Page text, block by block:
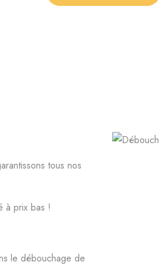
tous nos
à prix bas !
le débouchage de